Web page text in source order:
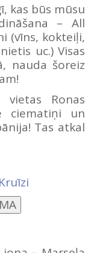
kas būs mūsu
– All
(vīns, kokteiļi,
uc.) Visas
nauda šoreiz
vietas Ronas
ciematiņi un
Tas atkal
Kruīzi